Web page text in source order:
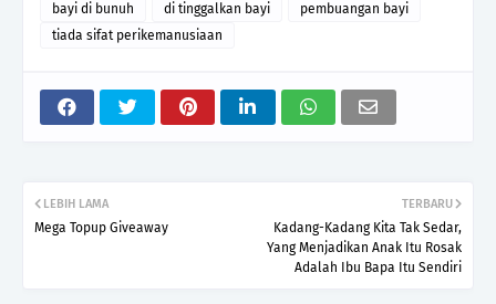
bayi di bunuh di tinggalkan bayi
pembuangan bayi
tiada sifat perikemanusiaan
TERBARU
Kadang-Kadang Kita Tak Sedar,
Yang Menjadikan Anak Itu Rosak
Adalah Ibu Bapa Itu Sendiri
LEBIH LAMA
Mega Topup Giveaway